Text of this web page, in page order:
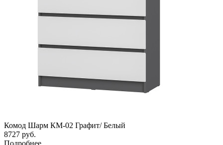
Комод Шарм КМ-02 Графит/ Белый
8727 руб.
Подробнее